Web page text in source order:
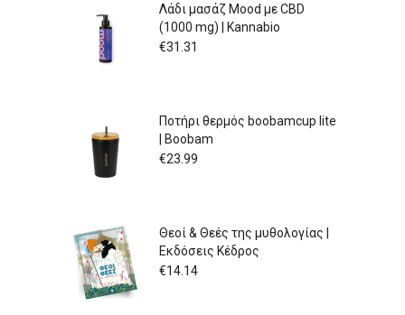
Λάδι μασάζ Mood με CBD
(1000 mg) | Kannabio
€31.31
Ποτήρι θερμός boobamcup lite
| Boobam
€23.99
Θεοί & Θεές της μυθολογίας |
Εκδόσεις Κέδρος
€14.14